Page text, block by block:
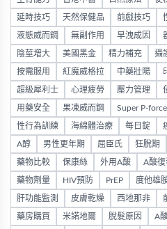
延時技巧 天然保健品 前戲技巧
液態威而鋼 無副作用 早洩成因
陰莖增大 美國黑金 精力補充 攝
按需服用 紅魔威格拉 中藥壯陽
超級犀利士 心理疲勞 壓力管理
用藥安全 果凍威而鋼 Super P-force
性行為訓練 海綿體治療 每日錠
A醇 男性更年期 屈臣氏 狂脫期
藥物比較 保康絲 外用A酸 A酸復
藥物劑量 HIV預防 PrEP 度他雄
肝功能監測 皮膚乾燥 西地那非
藥房購買 米諾地爾 脫髮原因 A